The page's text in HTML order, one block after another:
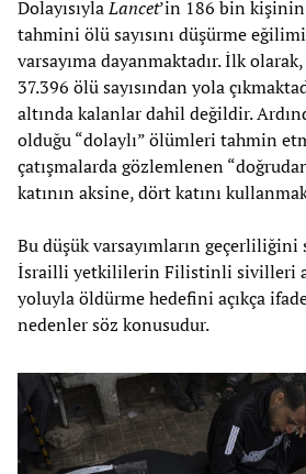
DolayısıylaLancet’in 186 bin
tahmini ölü sayısını düşürme
varsayıma dayanmaktadır. İlk
37.396 ölü sayısından yola
altında kalanlar dahil değildir.
olduğu “dolaylı” ölümleri tahmin
çatışmalarda gözlemlenen
katının aksine, dört katını
Bu düşük varsayımların
İsrailli yetkililerin Filistinli sivilleri
yoluyla öldürme hedefini açıkça
nedenler söz konusudur.